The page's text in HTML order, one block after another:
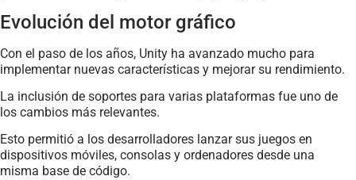
Evolución del motor gráfico
Con el paso de los años, Unity ha avanzado mucho para
implementar nuevas características y mejorar su rendimiento.
La inclusión de soportes para varias plataformas fue uno de
los cambios más relevantes.
Esto permitió a los desarrolladores lanzar sus juegos en
dispositivos móviles, consolas y ordenadores desde una
misma base de código.